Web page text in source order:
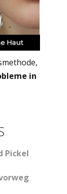
in
Pickel